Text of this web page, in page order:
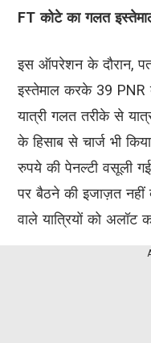
FT कोटे का गलत
इस ऑपरेशन के दौरान,
इस्तेमाल करके 39
यात्री गलत तरीके से
के हिसाब से चार्ज भी
रुपये की पेनल्टी वसूली
पर बैठने की इजाज़त नहीं
वाले यात्रियों को अलॉट